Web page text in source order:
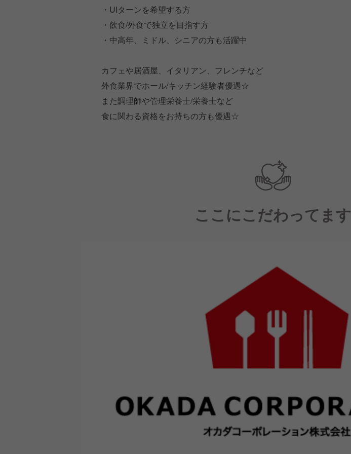
・UIターンを希望する方
・飲食/外食で独立を目指す方
・中高年、ミドル、シニアの方も活躍中
カフェや居酒屋、イタリアン、フレンチなど
外食業界でホール/キッチン経験者優遇☆
また調理師や管理栄養士/栄養士など
食に関わる資格をお持ちの方も優遇☆
ここにこだわってます